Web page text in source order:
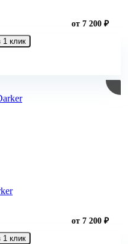
от 7 200 ₽
1 клик
от 7 200 ₽
1 клик